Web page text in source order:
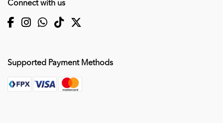
Connect with us
Supported Payment Methods